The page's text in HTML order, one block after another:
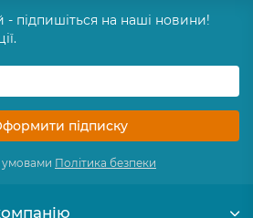
- підпишіться на наші новини!
підписку
умовами Політика безпеки